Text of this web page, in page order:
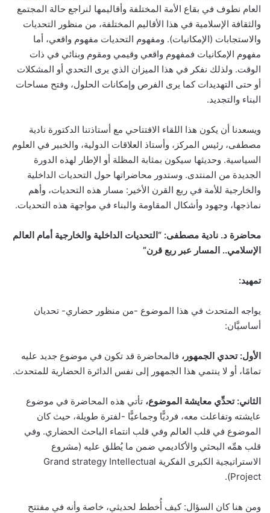
العام نطوف في بقاع الأمة المختلفة وأقاليمها لنراجع حالة المجتمع
والثقافة الإسلامية في هذا الأقاليم المختلفة، من منظور التحديات
والاستجابات (الإمكانيات). ومفهوم التحديات مفهوم واقعي، أما
مفهوم الإمكانيات فمفهوم واقعي وقيمي ومقوم وبنائي في ذات
الوقت. ولذلك نفكر في هذا الميزان الذي يرى التحدي أو المشكلات
أو حتى التهديدات كما يرى الفرص وإمكانات الحلول، وفتح مساحات
البناء والتجديد.
ويسعدنا أن يكون هذا اللقاء الافتتاحي مع أستاذتنا الدكتورة نادية
مصطفى، رئيس المركز، وأستاذ العلاقات الدولية، والخبير في العلوم
السياسية. وحديثها سيكون بمثابة المظلة أو الإطار لهذه الدورة
الجديدة من المنتدى. وستدور محاضراتها حول التحديات الداخلية
والخارجية للأمة في ربع القرن الأخير: مسار هذه التحديات، وأهم
نماذجها، وجهود وأشكال المقاومة والبناء في مواجهة هذه التحديات.
محاضرة د. نادية مصطفى: “التحديات الداخلية والخارجية أمام العالم
الإسلامي.. المسار عبر ربع قرن”
تمهيد:
يواجه المتحدث في هذا الموضوع -من منظور حضاري- تحديان
أساسيَّان:
الأول: تحدي الجمهور، فالمحاضرة قد تكون في موضوع جديد عليه
تمامًا، أو لا ينتمي هذا الجمهور إلى نفس الدائرة الحضارية للمتحدث.
الثاني: تحدِّي معايشة الموضوع، تأتي هذه المحاضرة في موضوع
عايشته وتفاعلت معه، فرديًّا وجماعيًّا -لفترة طويلة، حيث كان
الموضوع في قلب العالم وفي قلب انتماء الباحث الحضاري. وفي
قلب همِّه البحثي والأكاديمي ضمن ما يُطلق عليه (مشروع
الاستراتيجية الكبرى الفكرية Grand strategy Intellectual
Project).
ومن هنا كان السؤال: كيف أُخطط لحديثي، خاصة وأنه في مفتتح